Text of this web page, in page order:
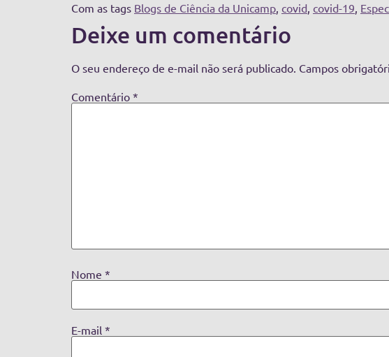
Com as tags Blogs de Ciência da Unicamp, covid, covid-19,
Deixe um comentário
O seu endereço de e-mail não será publicado. Campos
Comentário *
Nome *
E-mail *